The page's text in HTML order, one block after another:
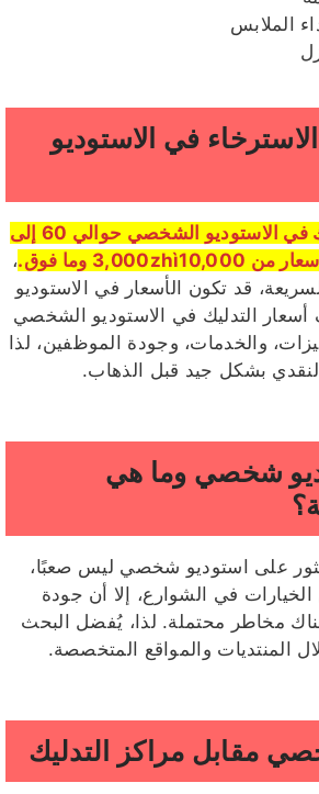
الملابس
في الاستوديو
تستغرق جلسة التدليك في الاستوديو الشخصي حوالي 60 إلى
،
قد تكون الأسعار في الاستوديو
التدليك في الاستوديو الشخصي
والخدمات، وجودة الموظفين، لذا
بشكل جيد قبل الذهاب.
شخصي وما هي
على استوديو شخصي ليس صعبًا،
في الشوارع، إلا أن جودة
مخاطر محتملة. لذا، يُفضل البحث
المنتديات والمواقع المتخصصة.
مقابل مراكز التدليك